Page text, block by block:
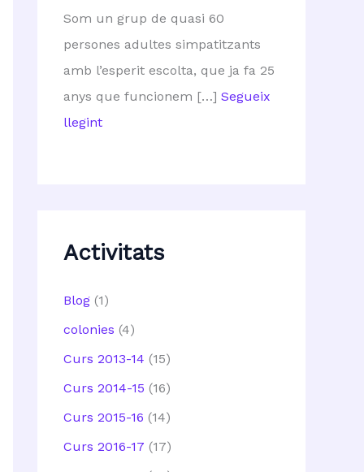
Som un grup de quasi 60
persones adultes simpatitzants
amb l’esperit escolta, que ja fa 25
anys que funcionem […] Segueix
llegint
Activitats
Blog (1)
colonies (4)
Curs 2013-14 (15)
Curs 2014-15 (16)
Curs 2015-16 (14)
Curs 2016-17 (17)